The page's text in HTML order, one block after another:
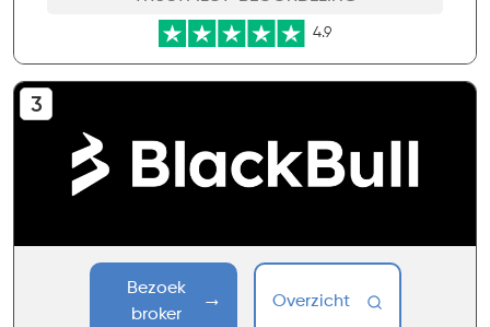
4.9
Bezoek
broker
Overzicht